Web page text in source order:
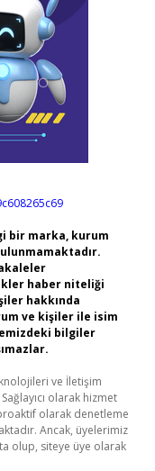
bir marka, kurum
haber niteliği
hakkında
ve kişiler ile isim
bilgiler
ve İletişim
olarak hizmet
olarak denetleme
Ancak, üyelerimiz
olup, siteye üye olarak